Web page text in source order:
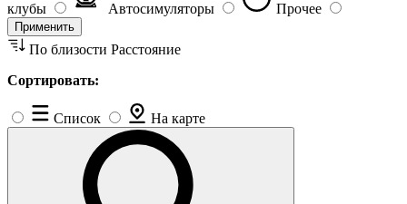
клубы Автосимуляторы Прочее
Применить
По близости Расстояние
Сортировать:
Список На карте